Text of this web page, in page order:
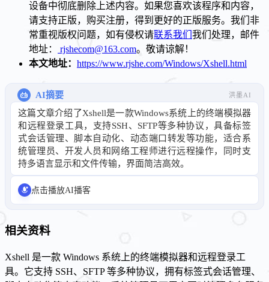
设备中彻底删除上述内容。如果您喜欢该程序和内容，
请支持正版，购买注册，得到更好的正版服务。我们非
常重视版权问题，如有侵权请联系我们 我们处理，邮件
地址：
rjshecom@163.com。敬请谅解！
本文地址： https://www.rjshe.com/Windows/Xshell.html
AI摘要 洪墨AI
这篇文章介绍了Xshell是一款Windows系统上的终端模拟器
和远程登录工具，支持SSH、SFTP等多种协议，具备标签
式会话管理、脚本自动化、动态端口转发等功能，适合系
统管理员、开发人员和网络工程师进行远程操作，同时支
持多语言显示和文件传输，界面简洁高效。
点击播放AI播客
相关资料
Xshell 是一款 Windows 系统上的终端模拟器和远程登录工
具。它支持 SSH、SFTP 等多种协议，拥有标签式会话管理、